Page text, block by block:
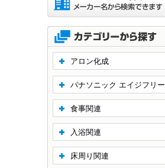
アロン化成
パナソニック エイジフリー
食事関連
入浴関連
床周り関連